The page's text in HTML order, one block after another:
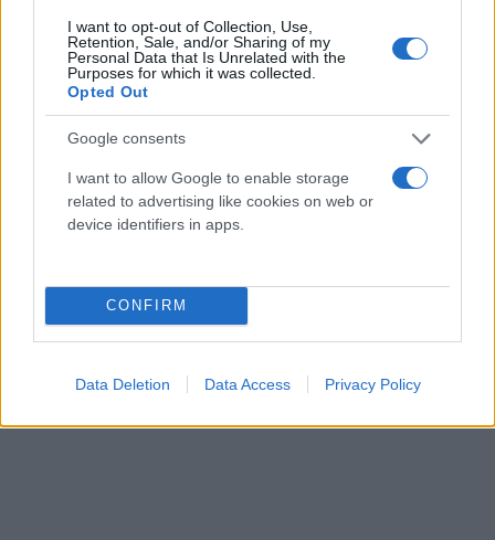
I want to opt-out of Collection, Use,
Retention, Sale, and/or Sharing of my
Personal Data that Is Unrelated with the
Purposes for which it was collected.
Opted Out
Google consents
I want to allow Google to enable storage
related to advertising like cookies on web or
device identifiers in apps.
CONFIRM
Data Deletion Data Access Privacy Policy
ενάμισι λεπτού η καθεμιά, όποτε το επιλέξουν.